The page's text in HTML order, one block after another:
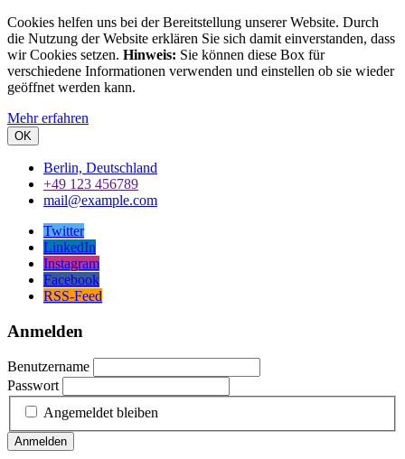
Cookies helfen uns bei der Bereitstellung unserer Website. Durch
die Nutzung der Website erklären Sie sich damit einverstanden, dass
wir Cookies setzen. Hinweis: Sie können diese Box für
verschiedene Informationen verwenden und einstellen ob sie wieder
geöffnet werden kann.
Mehr erfahren
OK
Berlin, Deutschland
+49 123 456789
mail@example.com
Twitter
LinkedIn
Instagram
Facebook
RSS-Feed
Anmelden
Benutzername
Passwort
Angemeldet bleiben
Anmelden